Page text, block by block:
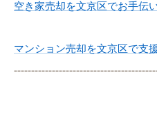
空き家売却を文京区でお手伝
マンション売却を文京区で支